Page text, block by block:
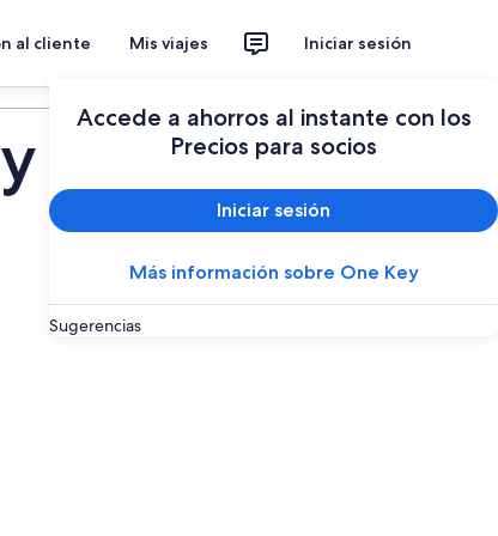
al cliente Mis viajes Iniciar sesión
Accede a ahorros al instante con los
Precios para socios
Iniciar sesión
Más información sobre One Key
Sugerencias